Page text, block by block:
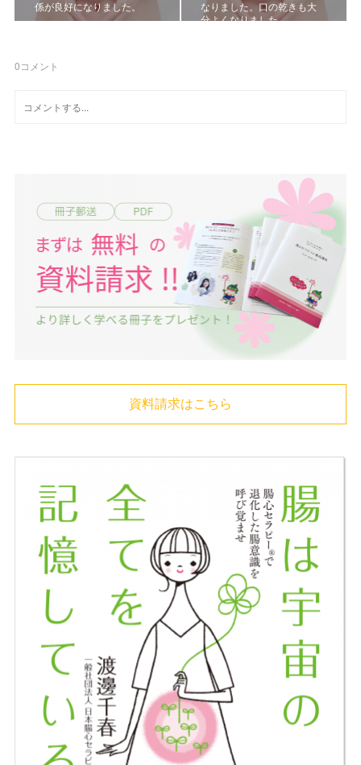
係が良好になりました。
なりました。口の乾きも大
分よくなりました
0コメント
資料請求はこちら